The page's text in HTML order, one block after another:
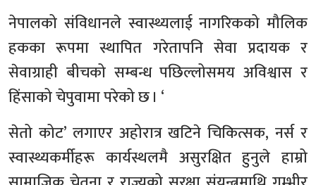
नेपालको संविधानले स्वास्थ्यलाई नागरिकको मौलिक
हकका रूपमा स्थापित गरेतापनि सेवा प्रदायक र
सेवाग्राही बीचको सम्बन्ध पछिल्लोसमय अविश्वास र
हिंसाको चेपुवामा परेको छ । ‘
सेतो कोट’ लगाएर अहोरात्र खटिने चिकित्सक, नर्स र
स्वास्थ्यकर्मीहरू कार्यस्थलमै असुरक्षित हुनुले हाम्रो